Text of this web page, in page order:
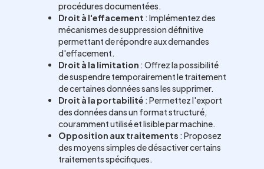
procédures documentées.
Droit à l'effacement : Implémentez des
mécanismes de suppression définitive
permettant de répondre aux demandes
d'effacement.
Droit à la limitation : Offrez la possibilité
de suspendre temporairement le traitement
de certaines données sans les supprimer.
Droit à la portabilité : Permettez l'export
des données dans un format structuré,
couramment utilisé et lisible par machine.
Opposition aux traitements : Proposez
des moyens simples de désactiver certains
traitements spécifiques.